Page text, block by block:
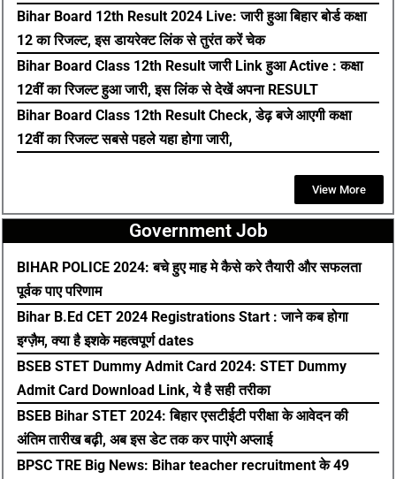
Bihar Board 12th Result 2024 Live: जारी हुआ बिहार बोर्ड कक्षा
12 का रिजल्ट, इस डायरेक्ट लिंक से तुरंत करें चेक
Bihar Board Class 12th Result जारी Link हुआ Active : कक्षा
12वीं का रिजल्ट हुआ जारी, इस लिंक से देखें अपना RESULT
Bihar Board Class 12th Result Check, डेढ़ बजे आएगी कक्षा
12वीं का रिजल्ट सबसे पहले यहा होगा जारी,
View More
Government Job
BIHAR POLICE 2024: बचे हुए माह मे कैसे करे तैयारी और सफलता
पूर्वक पाए परिणाम
Bihar B.Ed CET 2024 Registrations Start : जाने कब होगा
इग्ज़ैम, क्या है इशके महत्वपूर्ण dates
BSEB STET Dummy Admit Card 2024: STET Dummy
Admit Card Download Link, ये है सही तरीका
BSEB Bihar STET 2024: बिहार एसटीईटी परीक्षा के आवेदन की
अंतिम तारीख बढ़ी, अब इस डेट तक कर पाएंगे अप्लाई
BPSC TRE Big News: Bihar teacher recruitment के 49